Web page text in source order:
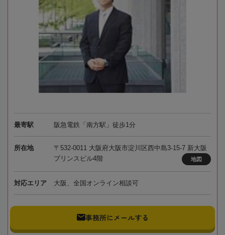
最寄駅 阪急電鉄「南方駅」徒歩1分
所在地
〒532-0011 大阪府大阪市淀川区西中島3-15-7 新大阪
プリンスビル4階
地図
対応エリア 大阪、全国オンライン相談可
事務所にメールする